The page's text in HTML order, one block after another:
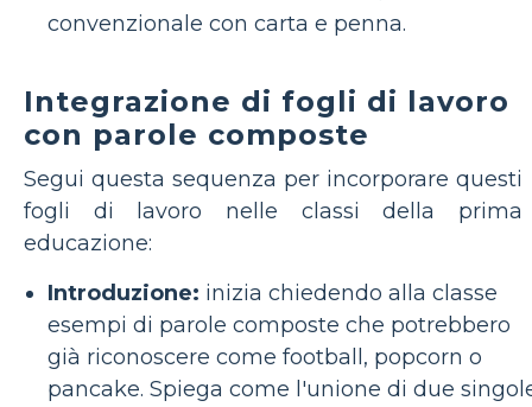
convenzionale con carta e penna.
Integrazione di fogli di lavoro
con parole composte
Segui questa sequenza per incorporare questi
fogli di lavoro nelle classi della prima
educazione:
Introduzione: inizia chiedendo alla classe
esempi di parole composte che potrebbero
già riconoscere come football, popcorn o
pancake. Spiega come l'unione di due